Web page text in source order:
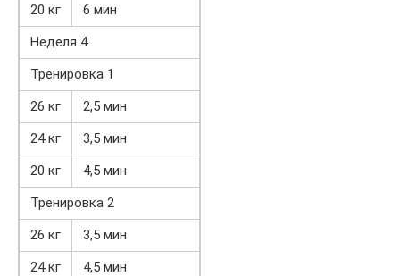
20 кг
6 мин
Неделя 4
Тренировка 1
26 кг
2,5 мин
24 кг
3,5 мин
20 кг
4,5 мин
Тренировка 2
26 кг
3,5 мин
24 кг
4,5 мин